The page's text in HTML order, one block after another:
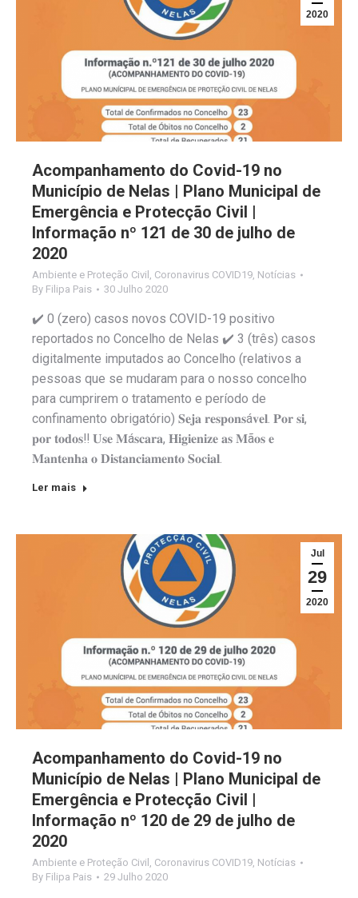
2020
Acompanhamento do Covid-19 no
Município de Nelas | Plano Municipal de
Emergência e Protecção Civil |
Informação nº 121 de 30 de julho de
2020
Ambiente e Proteção Civil Coronavirus COVID19 Notícias
By Filipa Pais 30 Julho 2020
✔️ 0 (zero) casos novos COVID-19 positivo
reportados no Concelho de Nelas ✔️ 3 (três) casos
digitalmente imputados ao Concelho (relativos a
pessoas que se mudaram para o nosso concelho
para cumprirem o tratamento e período de
confinamento obrigatório) 𝐒𝐞𝐣𝐚 𝐫𝐞𝐬𝐩𝐨𝐧𝐬á𝐯𝐞𝐥. 𝐏𝐨𝐫 𝐬𝐢,
𝐩𝐨𝐫 𝐭𝐨𝐝𝐨𝐬‼️ 𝐔𝐬𝐞 𝐌á𝐬𝐜𝐚𝐫𝐚, 𝐇𝐢𝐠𝐢𝐞𝐧𝐢𝐳𝐞 𝐚𝐬 𝐌ã𝐨𝐬 𝐞
𝐌𝐚𝐧𝐭𝐞𝐧𝐡𝐚 𝐨 𝐃𝐢𝐬𝐭𝐚𝐧𝐜𝐢𝐚𝐦𝐞𝐧𝐭𝐨 𝐒𝐨𝐜𝐢𝐚𝐥.
Ler mais
Jul
29
2020
Acompanhamento do Covid-19 no
Município de Nelas | Plano Municipal de
Emergência e Protecção Civil |
Informação nº 120 de 29 de julho de
2020
Ambiente e Proteção Civil , Coronavirus COVID19, Notícias
By Filipa Pais 29 Julho 2020